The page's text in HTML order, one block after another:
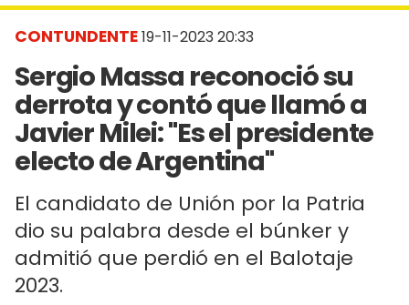
CONTUNDENTE19-11-2023 20:33
Sergio Massa reconoció su
derrota y contó que llamó a
Javier Milei: "Es el presidente
electo de Argentina"
El candidato de Unión por la Patria
dio su palabra desde el búnker y
admitió que perdió en el Balotaje
2023.